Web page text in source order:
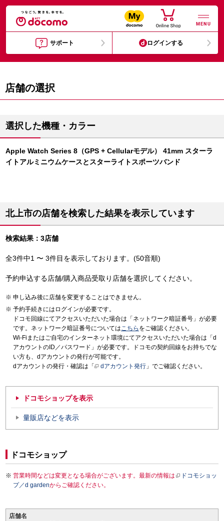
MENU
サポート ログインする
店舗の選択
選択した機種・カラー
Apple Watch Series 8（GPS + Cellularモデル） 41mm スターラ
イトアルミニウムケースとスターライトスポーツバンド
北上市の店舗を検索した結果を表示しています
検索結果：3店舗
全3件中1 〜 3件目を表示しております。(50音順)
予約申込する店舗/購入商品受取り店舗を選択してください。
申し込み後に店舗を変更することはできません。
予約手続きにはログインが必要です。
ドコモ回線にてアクセスいただいた場合は「ネットワーク暗証番号」が必要
です。ネットワーク暗証番号についてはこちら をご確認ください。
Wi-Fiまたはご自宅のインターネット環境にてアクセスいただいた場合は「d
アカウントのID／パスワード」が必要です。ドコモの契約回線をお持ちでな
い方も、dアカウントの発行が可能です。
dアカウントの発行・確認は「
dアカウント発行 」でご確認ください。
ドコモショップを表示
量販店などを表示
ドコモショップ
営業時間などは変更となる場合がございます。最新の情報は
ドコモショッ
プ／d gardenからご確認ください。
店舗名